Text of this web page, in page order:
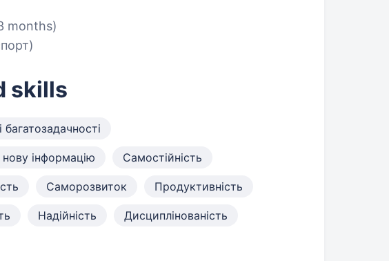
months)
skills
інформацію Самостійність
Саморозвиток Продуктивність
Надійність Дисциплінованість